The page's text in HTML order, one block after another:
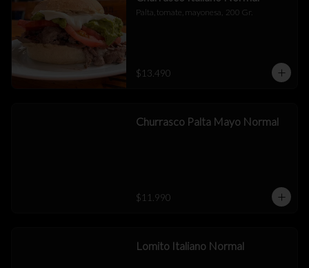
Palta, tomate, mayonesa,  200 Gr.
$13.490
Churrasco Palta Mayo Normal
$11.990
Lomito Italiano Normal